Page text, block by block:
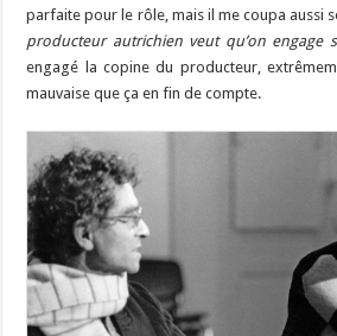
parfaite pour le rôle, mais il me coupa aussi
producteur autrichien veut qu’on engage
engagé la copine du producteur,
mauvaise que ça en fin de compte.